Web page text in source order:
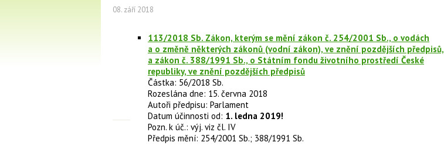
08. září 2018
113/2018 Sb. Zákon, kterým se mění zákon č. 254/2001 Sb., o vodách
a o změně některých zákonů (vodní zákon), ve znění pozdějších předpisů,
a zákon č. 388/1991 Sb., o Státním fondu životního prostředí České
republiky, ve znění pozdějších předpisů
Částka: 56/2018 Sb.
Rozeslána dne: 15. června 2018
Autoři předpisu: Parlament
Datum účinnosti od: 1. ledna 2019!
Pozn. k úč.: výj. viz čl. IV
Předpis mění: 254/2001 Sb.; 388/1991 Sb.